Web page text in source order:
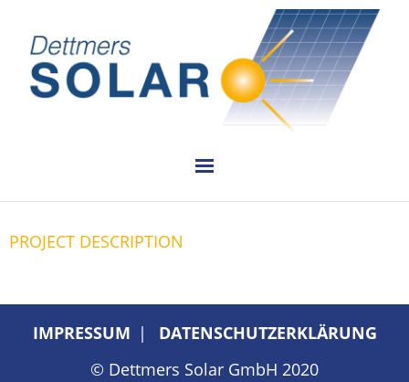
PLANUNG
INSTALLATION
REFERENZEN
PROJECT DESCRIPTION
IMPRESSUM
DATENSCHUTZERKLÄRUNG
© Dettmers Solar GmbH 2020